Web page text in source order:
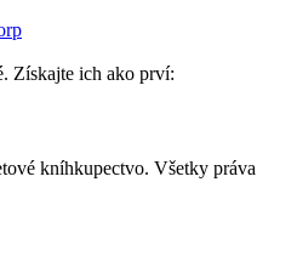
Získajte ich ako prví:
kníhkupectvo. Všetky práva